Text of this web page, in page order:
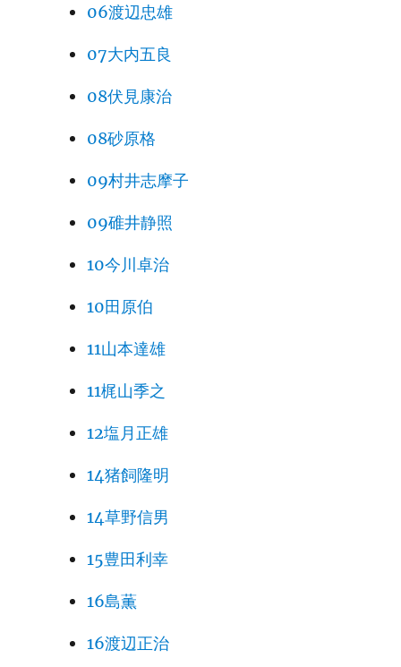
06渡辺忠雄
07大内五良
08伏見康治
08砂原格
09村井志摩子
09碓井静照
10今川卓治
10田原伯
11山本達雄
11梶山季之
12塩月正雄
14猪飼隆明
14草野信男
15豊田利幸
16島薫
16渡辺正治